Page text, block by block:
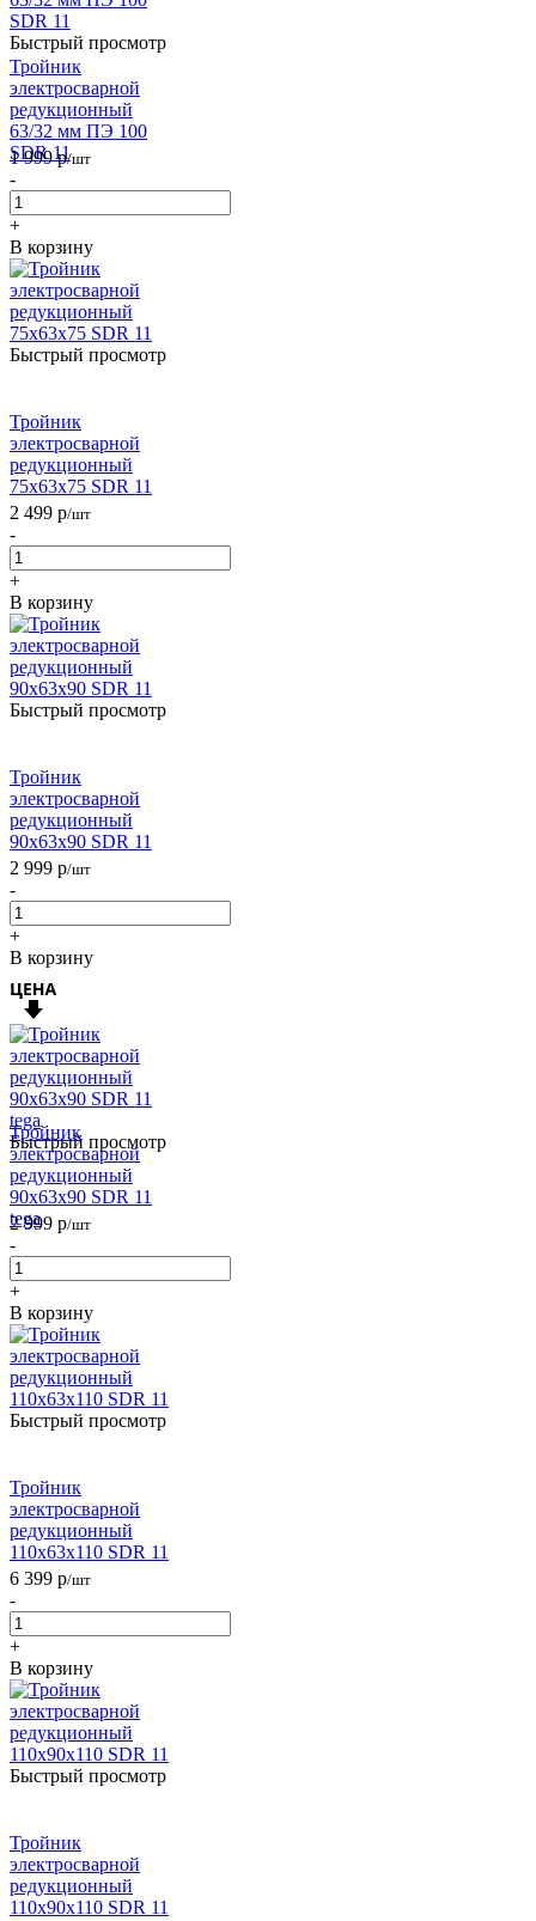
Быстрый просмотр
Тройник
электросварной
редукционный
63/32 мм ПЭ 100
SDR 11
1 999р/шт
-
+
В корзину
Быстрый просмотр
Тройник
электросварной
редукционный
75х63х75 SDR 11
2 499 р/шт
-
+
В корзину
Быстрый просмотр
Тройник
электросварной
редукционный
90х63х90 SDR 11
2 999 р/шт
-
+
В корзину
Быстрый просмотр
Тройник
электросварной
редукционный
90х63х90 SDR 11
tega
2 999 р/шт
-
+
В корзину
Быстрый просмотр
Тройник
электросварной
редукционный
110х63х110 SDR 11
6 399 р/шт
-
+
В корзину
Быстрый просмотр
Тройник
электросварной
редукционный
110х90х110 SDR 11